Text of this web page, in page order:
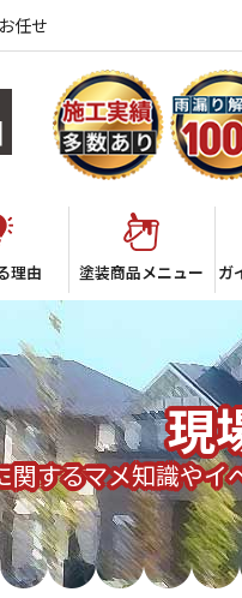
任せ
理由 塗装商品メニュー ガ
現
関するマメ知識やイ